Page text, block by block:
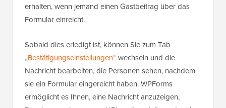
erhalten, wenn jemand einen Gastbeitrag über das
Formular einreicht.
Sobald dies erledigt ist, können Sie zum Tab
„Bestätigungseinstellungen“ wechseln und die
Nachricht bearbeiten, die Personen sehen, nachdem
sie ein Formular eingereicht haben. WPForms
ermöglicht es Ihnen, eine Nachricht anzuzeigen,